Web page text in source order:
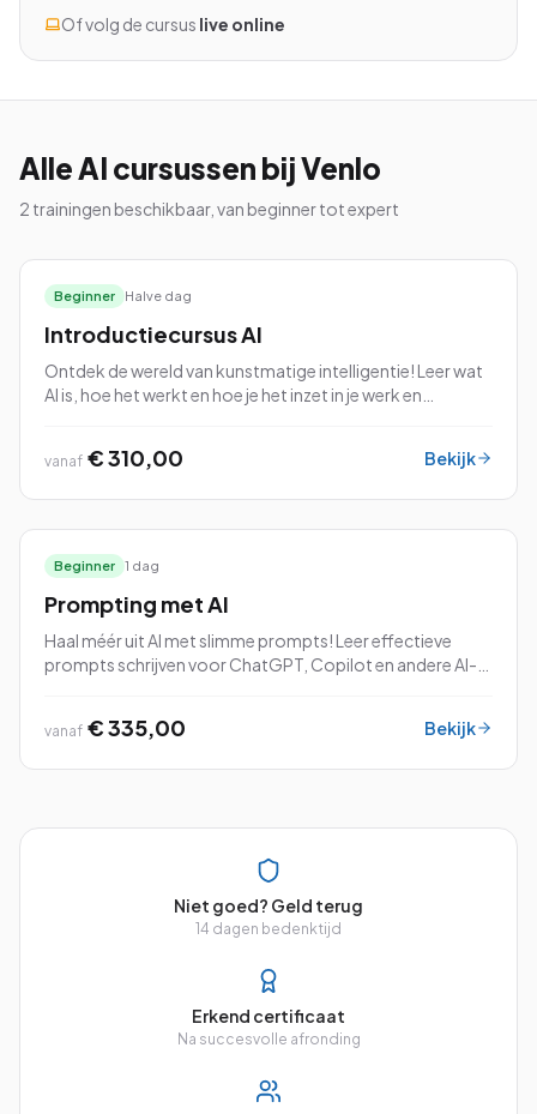
Bel ons: 023-5513409
Of volg de cursus live online
AlleAI cursussen bij Venlo
2 trainingen beschikbaar, van beginner tot expert
Beginner Halve dag
Introductiecursus AI
Ontdek de wereld van kunstmatige intelligentie! Leer wat
AI is, hoe het werkt en hoe je het inzet in je werk en
vanaf € 310,00 Bekijk
Beginner 1 dag
Prompting met AI
Haal méér uit AI met slimme prompts! Leer effectieve
prompts schrijven voor ChatGPT, Copilot en andere AI-
vanaf € 335,00 Bekijk
Niet goed? Geld terug
14 dagen bedenktijd
Erkend certificaat
Na succesvolle afronding